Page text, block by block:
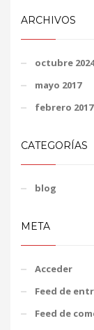
ARCHIVOS
octubre 2024
mayo 2017
febrero 2017
CATEGORÍAS
blog
META
Acceder
Feed de
Feed de